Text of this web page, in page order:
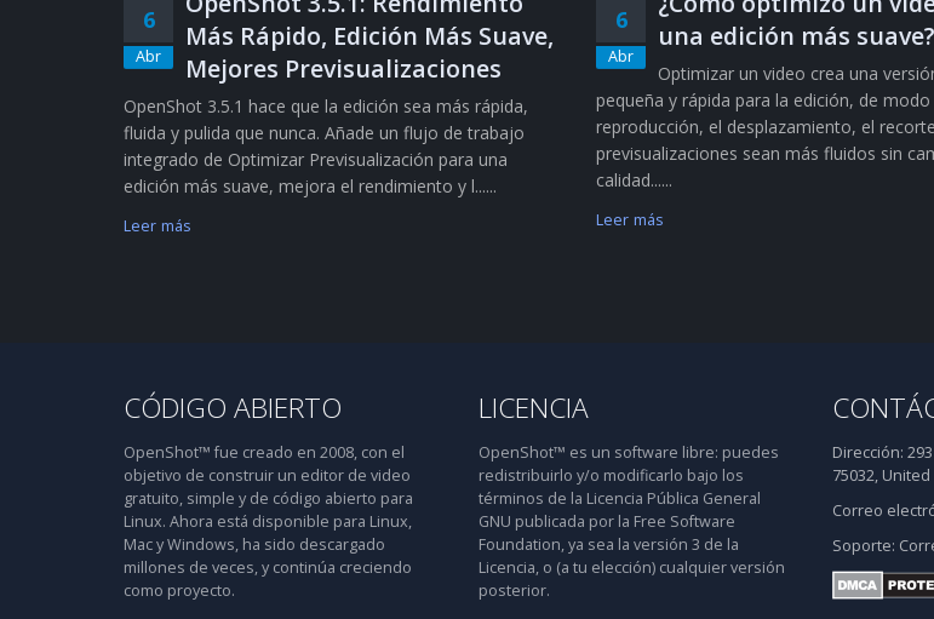
6
Abr
Más Rápido, Edición Más Suave,
Mejores Previsualizaciones
OpenShot 3.5.1 hace que la edición sea más rápida,
fluida y pulida que nunca. Añade un flujo de trabajo
integrado de Optimizar Previsualización para una
edición más suave, mejora el rendimiento y l......
Leer más
6
Abr
una edición más suave?
Optimizar un video crea una
pequeña y rápida para la edición, de modo
reproducción, el desplazamiento, el
previsualizaciones sean más fluidos sin
calidad......
Leer más
CÓDIGO ABIERTO
OpenShot™ fue creado en 2008, con el
objetivo de construir un editor de video
gratuito, simple y de código abierto para
Linux. Ahora está disponible para Linux,
Mac y Windows, ha sido descargado
millones de veces, y continúa creciendo
como proyecto.
LICENCIA
OpenShot™ es un software libre: puedes
redistribuirlo y/o modificarlo bajo los
términos de la Licencia Pública General
GNU publicada por la Free Software
Foundation, ya sea la versión 3 de la
Licencia, o (a tu elección) cualquier versión
posterior.
Dirección:
75032,
Correo
Soporte: